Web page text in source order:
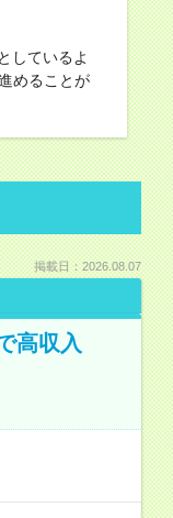
しているよ
めることが
掲載日：2026.08.07
高収入